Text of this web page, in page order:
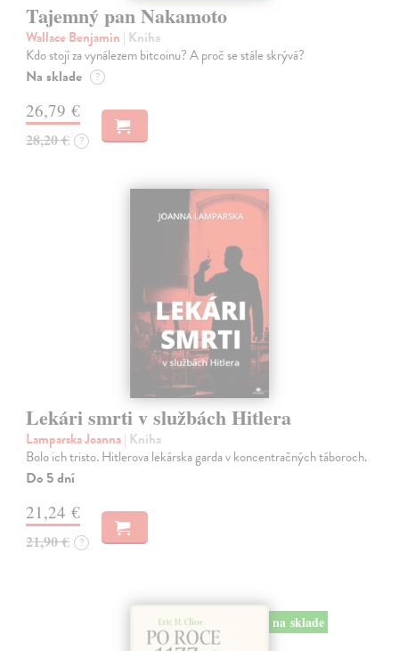
Tajemný pan Nakamoto
Wallace Benjamin | Kniha
Kdo stojí za vynálezem bitcoinu? A proč se stále skrývá?
Na sklade ?
26,79 €
28,20 € ?
Lekári smrti v službách Hitlera
Lamparska Joanna| Kniha
Bolo ich tristo. Hitlerova lekárska garda v koncentračných táboroch.
Do 5 dní
21,24 €
21,90 € ?
na sklade